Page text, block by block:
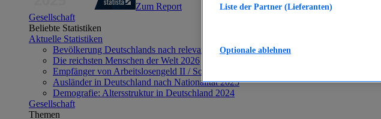
Zum Report
Gesellschaft
Beliebte Statistiken
Aktuelle Statistiken
Bevölkerung Deutschlands nach relevanten Altersgruppen 2024
Die reichsten Menschen der Welt 2026
Empfänger von Arbeitslosengeld II / Sozialgeld / Bürgergeld in Deutschland 2005-2025
Ausländer in Deutschland nach Nationalität 2025
Demografie: Altersstruktur in Deutschland 2024
Gesellschaft
Themen
Liste der Partner (Lieferanten)
Optionale ablehnen